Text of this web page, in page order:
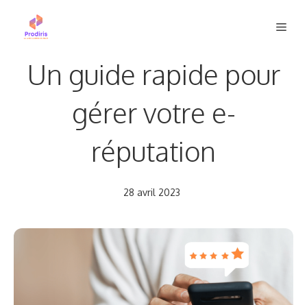
Un guide rapide pour
gérer votre e-
réputation
28 avril 2023